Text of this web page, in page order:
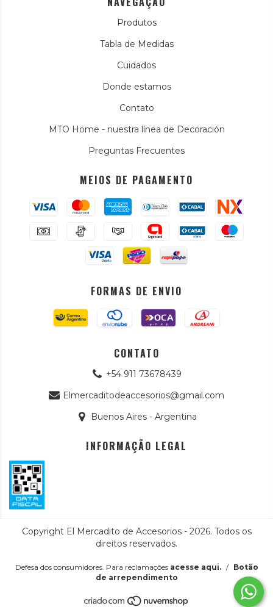
Produtos
Tabla de Medidas
Cuidados
Donde estamos
Contato
MTO Home - nuestra línea de Decoración
Preguntas Frecuentes
MEIOS DE PAGAMENTO
FORMAS DE ENVIO
CONTATO
+54 911 73678439
Elmercaditodeaccesorios@gmail.com
Buenos Aires - Argentina
INFORMAÇÃO LEGAL
Copyright El Mercadito de Accesorios - 2026. Todos os
direitos reservados.
Defesa dos consumidores. Para reclamações acesse aqui. /
Botão
de arrependimento